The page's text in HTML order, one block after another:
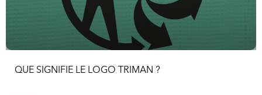
QUE SIGNIFIE LE LOGO TRIMAN ?